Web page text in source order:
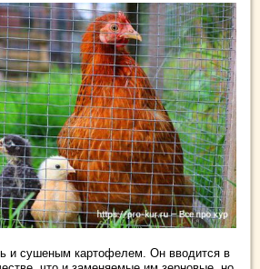
и сушеным картофелем. Он вводится в